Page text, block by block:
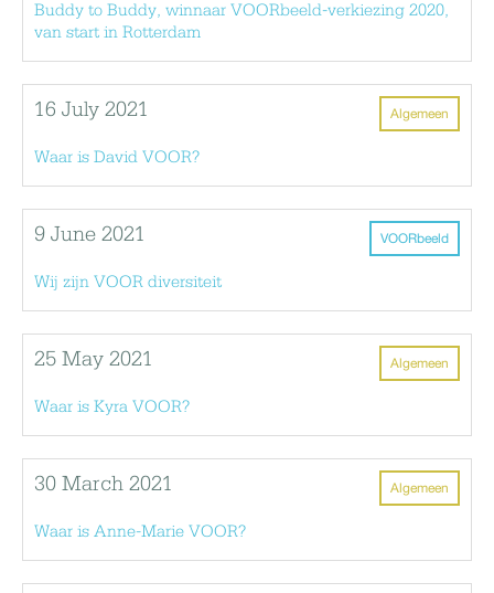
Buddy to Buddy, winnaar VOORbeeld-verkiezing 2020,
van start in Rotterdam
Algemeen
16 July 2021
Waar is David VOOR?
VOORbeeld
9 June 2021
Wij zijn VOOR diversiteit
Algemeen
25 May 2021
Waar is Kyra VOOR?
Algemeen
30 March 2021
Waar is Anne-Marie VOOR?